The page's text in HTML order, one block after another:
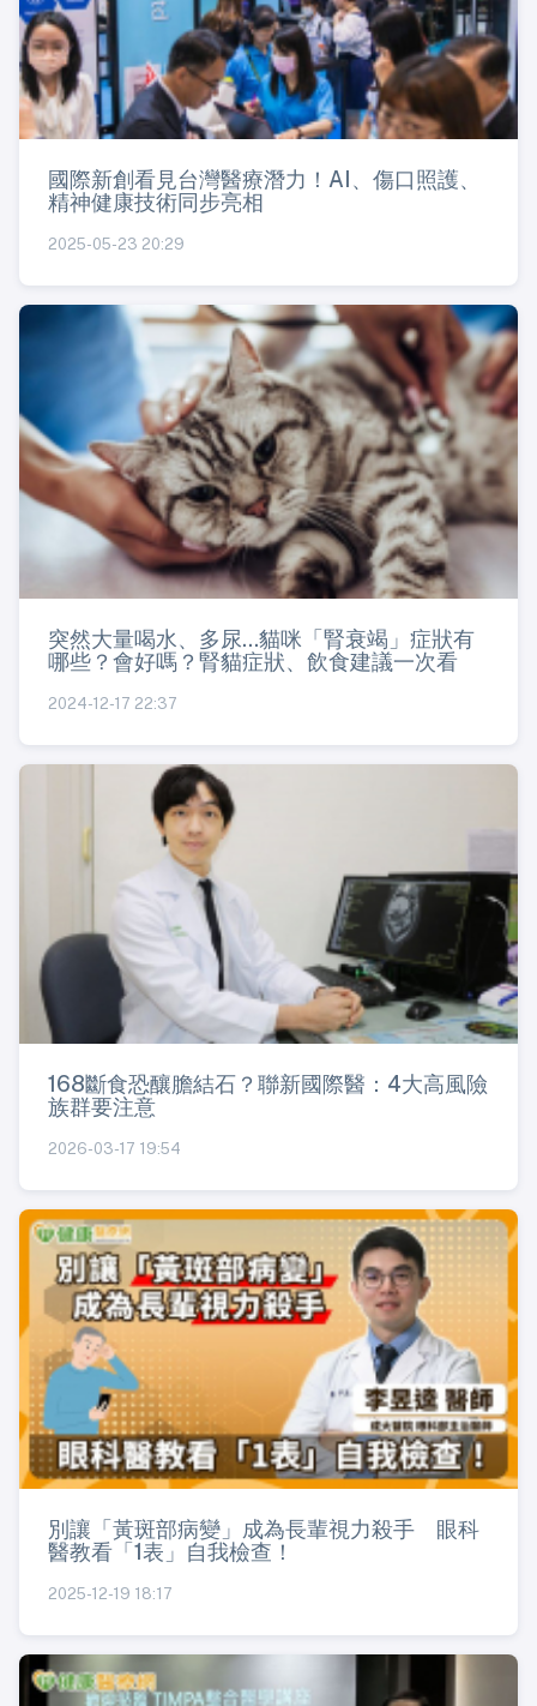
國際新創看見台灣醫療潛力！AI、傷口照護、
精神健康技術同步亮相
2025-05-23 20:29
突然大量喝水、多尿...貓咪「腎衰竭」症狀有
哪些？會好嗎？腎貓症狀、飲食建議一次看
2024-12-17 22:37
168斷食恐釀膽結石？聯新國際醫：4大高風險
族群要注意
2026-03-17 19:54
別讓「黃斑部病變」成為長輩視力殺手 眼科
醫教看「1表」自我檢查！
2025-12-19 18:17